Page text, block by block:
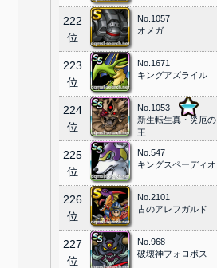
222
位
No.1057
オメガ
223
位
No.1671
キングアズライル
224
位
No.1053
新生転生真・災厄の
王
225
位
No.547
キングスペーディオ
226
位
No.2101
古のアレフガルド
227
位
No.968
破壊神フォロボス